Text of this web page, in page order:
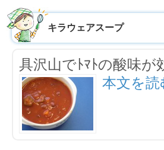
キラウェアスープ
具沢山でﾄﾏﾄの酸味
本文を読